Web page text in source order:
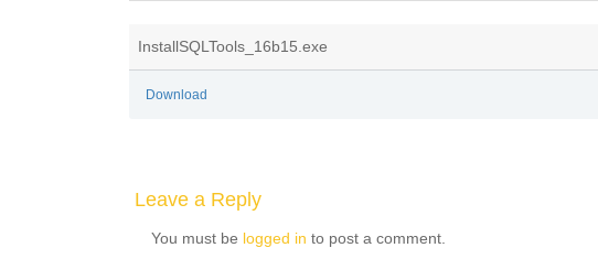
InstallSQLTools_16b15.exe
Download
Leave a Reply
You must be logged in to post a comment.